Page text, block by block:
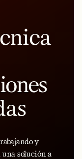
y
una solución a